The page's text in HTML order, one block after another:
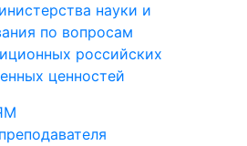
науки и
по вопросам
российских
ценностей